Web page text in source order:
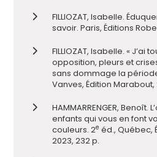
FILLIOZAT, Isabelle.
savoir. Paris, Éditions
FILLIOZAT, Isabelle. « J’ai
opposition, pleurs et
sans dommage la
Vanves, Édition Marabout,
HAMMARRENGER, Benoît.
enfants qui vous en font
couleurs. 2e éd., Québec,
2023, 232 p.